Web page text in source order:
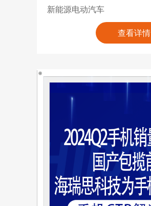
新能源电动汽车
查看详情